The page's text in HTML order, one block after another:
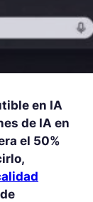
en IA
de IA en
el 50%